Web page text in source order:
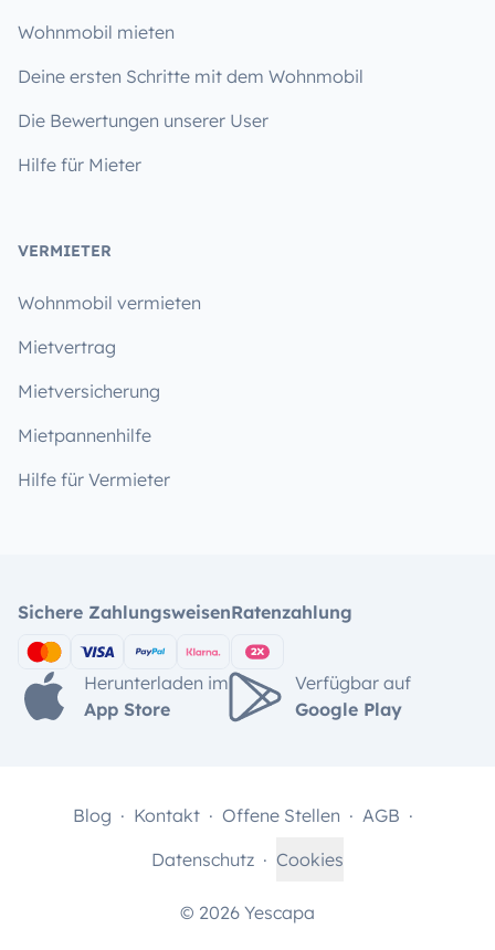
Wohnmobil mieten
Deine ersten Schritte mit dem Wohnmobil
Die Bewertungen unserer User
Hilfe für Mieter
VERMIETER
Wohnmobil vermieten
Mietvertrag
Mietversicherung
Mietpannenhilfe
Hilfe für Vermieter
Sichere ZahlungsweisenRatenzahlung
Herunterladen im
App Store
Verfügbar auf
Google Play
© 2026 Yescapa
Blog Kontakt Offene Stellen
AGB
Datenschutz
Cookies